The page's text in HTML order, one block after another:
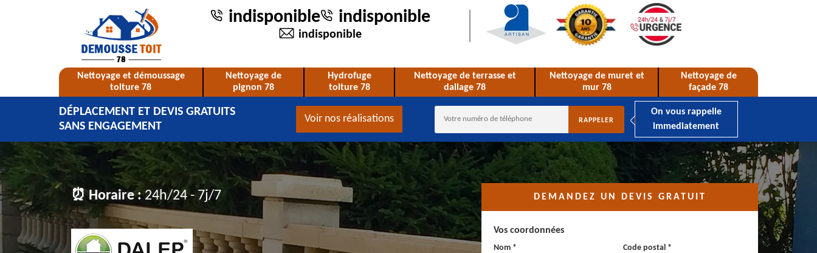
indisponible indisponible
indisponible
Nettoyage et démoussage
toiture 78
Nettoyage de
pignon 78
Hydrofuge
toiture 78
Nettoyage de terrasse et
dallage 78
Nettoyage de muret et
mur 78
Nettoyage de
façade 78
DÉPLACEMENT ET DEVIS GRATUITS
SANS ENGAGEMENT
Voir nos réalisations
On vous rappelle
immediatement
⏰ Horaire :24h/24 - 7j/7 DEMANDEZ UN DEVIS GRATUIT
Vos coordonnées
Nom * Code postal *